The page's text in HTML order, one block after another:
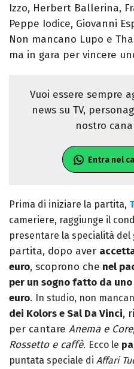
Izzo, Herbert Ballerina,
Peppe Iodice, Giovanni
Non mancano Lupo e
ma in gara per vincere
Vuoi essere sempre
news su TV,
nostro
Entra nel
Prima di iniziare la partita,
cameriere, raggiunge il
presentare la specialità del
partita, dopo aver
euro, scoprono che nel
per un sogno fatto da
euro. In studio, non
dei Kolors e Sal Da Vinci,
per cantare Anema e Core,
Rossetto e caffè. Ecco le
puntata speciale di Affari